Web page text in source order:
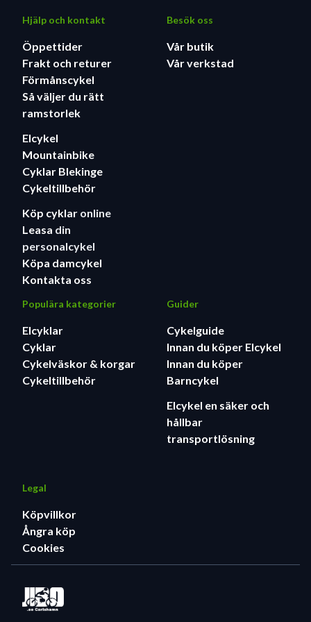
Hjälp och kontakt
Öppettider
Frakt och returer
Förmånscykel
Så väljer du rätt
ramstorlek
Elcykel
Mountainbike
Cyklar Blekinge
Cykeltillbehör
Köp cyklar online
Leasa din
personalcykel
Köpa damcykel
Kontakta oss
Besök oss
Vår butik
Vår verkstad
Populära kategorier
Elcyklar
Cyklar
Cykelväskor & korgar
Cykeltillbehör
Guider
Cykelguide
Innan du köper Elcykel
Innan du köper
Barncykel
Elcykel en säker och
hållbar
transportlösning
Legal
Köpvillkor
Ångra köp
Cookies